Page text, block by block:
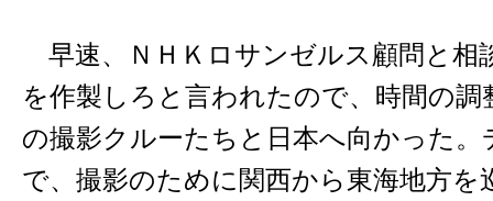
早速、ＮＨＫロサンゼルス顧問と相
を作製しろと言われたので、時間の
の撮影クルーたちと日本へ向かった
で、撮影のために関西から東海地方を